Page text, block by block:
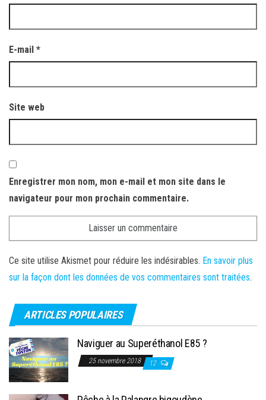
E-mail *
Site web
Enregistrer mon nom, mon e-mail et mon site dans le
navigateur pour mon prochain commentaire.
Ce site utilise Akismet pour réduire les indésirables. En savoir plus
sur la façon dont les données de vos commentaires sont traitées.
ARTICLES POPULAIRES
Naviguer au Superéthanol E85 ?
25 novembre 2018 12